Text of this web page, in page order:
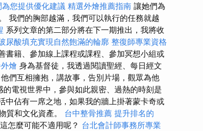
您提供優化建議 精選外燴推薦指南 讓她們為
我們的胸部越滿，我們可以執行的任務就越
系列文章的第二部分將在下一期推出，我將收
尿酸填充實現自然飽滿的輪廓 整復師專業資格
書籍、參加線上課程或課程、參加冥想小組或
燴 身為基督徒，我透過閱讀聖經、每日經文
們互相擁抱，講故事，告別片場，觀眾為他
的電視世界中，參與如此親密、過熱的時刻是
中佔有一席之地，如果我的牆上掛著蒙卡奇或
質和文化資產。 台中整骨推薦 提升排名的
怎麼可能不適用呢？ 台北會計師事務所專業